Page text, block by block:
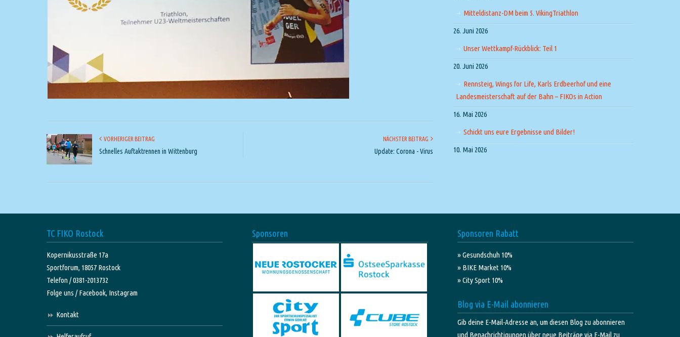
VORHERIGER BEITRAG
Schnelles Auftaktrennen in Wittenburg
NÄCHSTER BEITRAG
Update: Corona - Virus
Mitteldistanz-DM beim 5. VikingTriathlon
26. Juni 2026
Unser Wettkampf-Rückblick: Teil 1
20. Juni 2026
Rennsteig, Wings for Life, Karls Erdbeerhof und eine
Landesmeisterschaft auf der Bahn – FIKOs in Action
16. Mai 2026
Schickt uns eure Ergebnisse und Bilder!
10. Mai 2026
TC FIKO Rostock
Kopernikusstraße 17a
Sportforum, 18057 Rostock
Telefon / 0381-2013732
Folge uns /Facebook, Instagram
Kontakt
Sponsoren Sponsoren Rabatt
» Gesundschuh 10%
» BIKE Market 10%
» City Sport 10%
Blog via E-Mail abonnieren
Gib deine E-Mail-Adresse an, um diesen Blog zu abonnieren
und Benachrichtigungen über neue Beiträge via E-Mail zu